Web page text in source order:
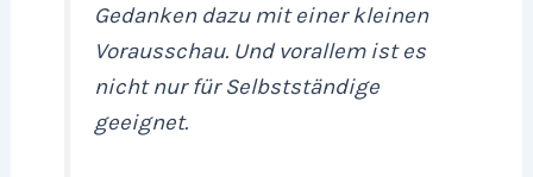
Gedanken dazu mit einer kleinen
Vorausschau. Und vorallem ist es
nicht nur für Selbstständige
geeignet.